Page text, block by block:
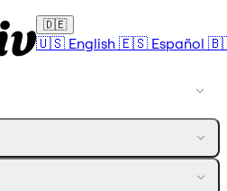
🇩🇪
🇺🇸 English 🇪🇸 Español